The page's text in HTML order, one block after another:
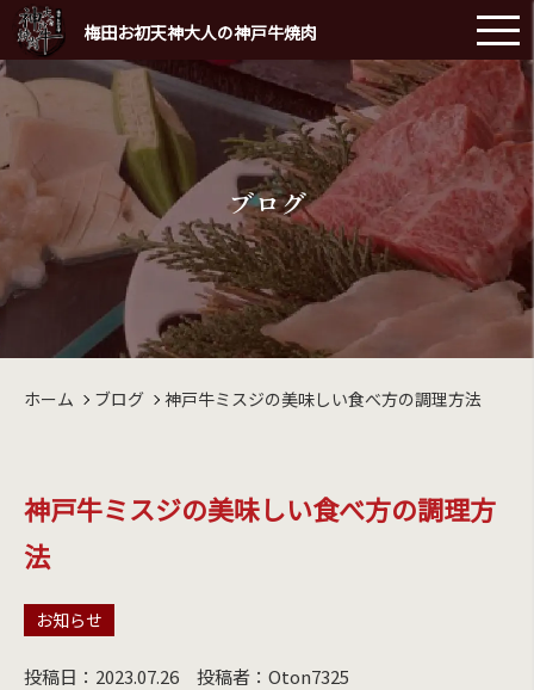
梅田お初天神大人の神戸牛焼肉
ブログ
ホーム ブログ 神戸牛ミスジの美味しい食べ方の調理方法
神戸牛ミスジの美味しい食べ方の調理方
法
お知らせ
投稿日：2023.07.26 投稿者：Oton7325